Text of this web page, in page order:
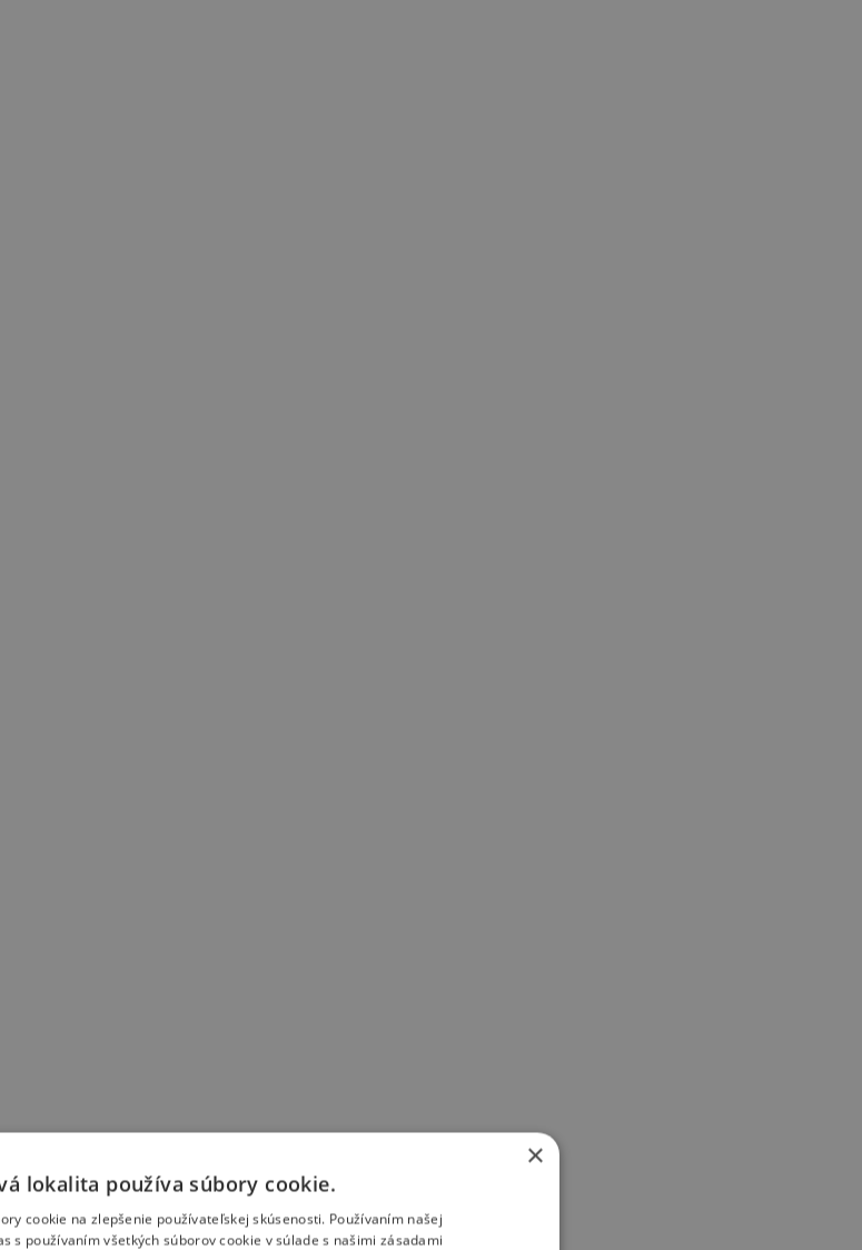
×
lokalita používa súbory cookie.
cookie na zlepšenie používateľskej skúsenosti. Používaním našej
s používaním všetkých súborov cookie v súlade s našimi zásadami